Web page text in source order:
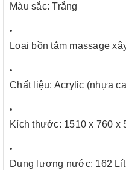
Màu sắc: Trắng
Loại bồn tắm massage
Chất liệu: Acrylic (nhựa
Kích thước: 1510 x 760 x
Dung lượng nước: 162 Lít